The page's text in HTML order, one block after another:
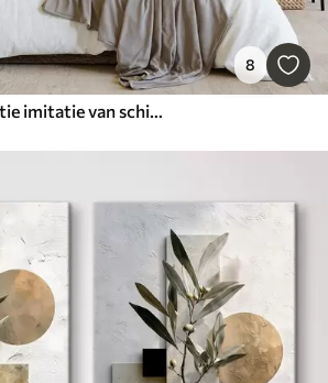
8
Schilderijen Abstractie imitatie van schilderkunst